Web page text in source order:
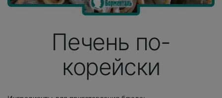
Печень по-
корейски